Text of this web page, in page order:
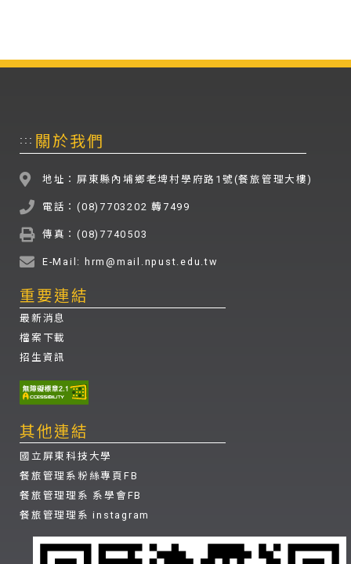
::: 關於我們
地址：屏東縣內埔鄉老埤村學府路1號(餐旅管理大樓)
電話：(08)7703202 轉7499
傳真：(08)7740503
E-Mail: hrm@mail.npust.edu.tw
重要連結
最新消息
檔案下載
招生資訊
其他連結
國立屏東科技大學
餐旅管理系粉絲專頁FB
餐旅管理理系 系學會FB
餐旅管理理系 instagram